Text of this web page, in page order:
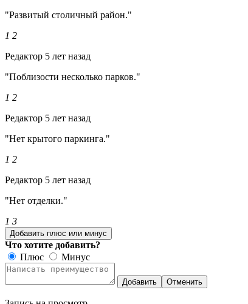
"Развитый столичный район."
1 2
Редактор 5 лет назад
"Поблизости несколько парков."
1 2
Редактор 5 лет назад
"Нет крытого паркинга."
1 2
Редактор 5 лет назад
"Нет отделки."
1 3
Добавить плюс или минус
Что хотите добавить?
Плюс
Минус
Добавить Отменить